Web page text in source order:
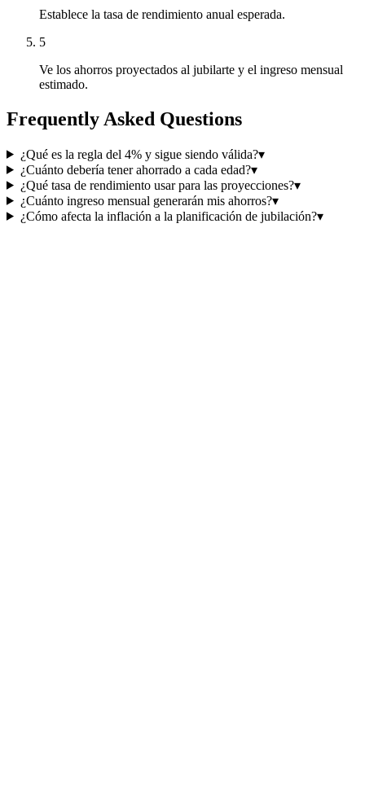
Establece la tasa de rendimiento anual esperada.
5
Ve los ahorros proyectados al jubilarte y el ingreso mensual
estimado.
Frequently Asked Questions
¿Qué es la regla del 4% y sigue siendo válida?▾
¿Cuánto debería tener ahorrado a cada edad?▾
¿Qué tasa de rendimiento usar para las proyecciones?▾
¿Cuánto ingreso mensual generarán mis ahorros?▾
¿Cómo afecta la inflación a la planificación de jubilación?▾